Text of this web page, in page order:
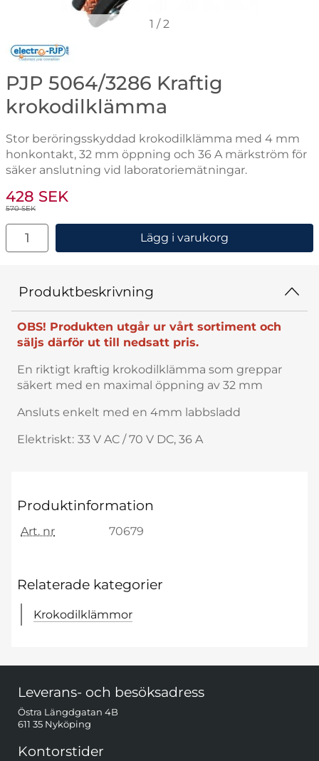
1 /2
Gå till varumärkessidan för Electro-PJP
PJP 5064/3286 Kraftig
krokodilklämma
Stor beröringsskyddad krokodilklämma med 4 mm
honkontakt, 32 mm öppning och 36 A märkström för
säker anslutning vid laboratoriemätningar.
Handla denna produkt PJP 5064/3286 Kraftig
rea pris
428 SEK
tidigare pris
570 SEK
antal
Lägg i varukorg
Produktbeskrivning
OBS! Produkten utgår ur vårt sortiment och
säljs därför ut till nedsatt pris.
En riktigt kraftig krokodilklämma som greppar
säkert med en maximal öppning av 32 mm
Ansluts enkelt med en 4mm labbsladd
Elektriskt: 33 V AC / 70 V DC, 36 A
Produktinformation
Art. nr 70679
Relaterade kategorier
Krokodilklämmor
Leverans- och besöksadress
Östra Längdgatan 4B
611 35 Nyköping
Kontorstider